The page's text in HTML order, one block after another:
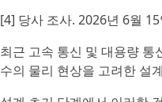
[4] 당사 조사. 2026년 6월
최근 고속 통신 및 대용량
수의 물리 현상을 고려한 설